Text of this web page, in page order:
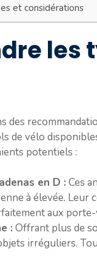
et considérations
les
des
de vélo
potentiels :
en D : Ces
à élevée.
aux
: Offrant plus de
irréguliers.